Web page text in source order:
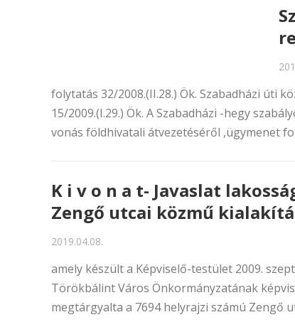
folytatás 32/2008.(II.28.) Ök. Szabadházi úti
15/2009.(I.29.) Ök. A Szabadházi -hegy
vonás földhivatali átvezetéséről ,ügymenet
K i v o n a t- Javaslat
Zengő utcai közmű
2019.04.08.
amely készült a Képviselő-testület 2009.
Törökbálint Város Önkormányzatának
megtárgyalta a 7694 helyrajzi számú Zengő